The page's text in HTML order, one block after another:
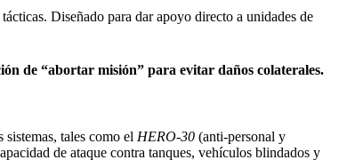
Diseñado para dar apoyo directo a unidades de
de “abortar misión” para evitar daños colaterales.
tales como el HERO-30 (anti-personal y
de ataque contra tanques, vehículos blindados y